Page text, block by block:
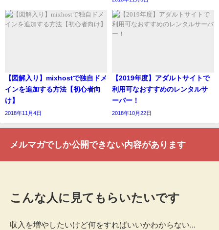
【図解入り】mixhostで独自ドメ
インを追加する方法【初心者向
け】
2018年11月4日
【2019年度】アダルトサイトで
利用可なおすすめのレンタルサ
ーバー！
2018年10月22日
メルマガでしか公開できない内容があります
こんな人に見てもらいたいです
収入を増やしたいけど何をすればいいかわからない...